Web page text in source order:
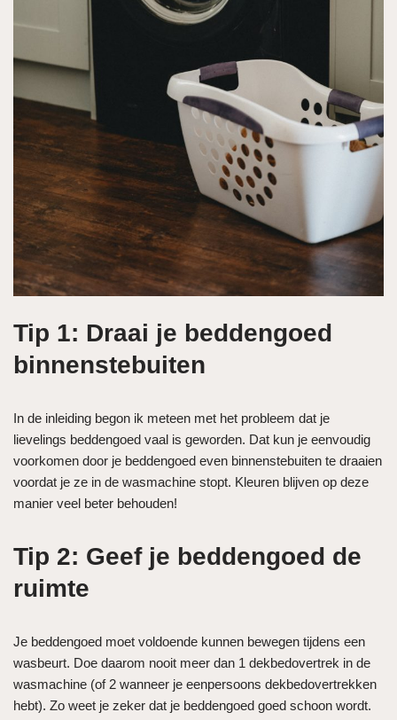
Tip 1: Draai je beddengoed
binnenstebuiten
In de inleiding begon ik meteen met het probleem dat je
lievelings beddengoed vaal is geworden. Dat kun je eenvoudig
voorkomen door je beddengoed even binnenstebuiten te draaien
voordat je ze in de wasmachine stopt. Kleuren blijven op deze
manier veel beter behouden!
Tip 2: Geef je beddengoed de
ruimte
Je beddengoed moet voldoende kunnen bewegen tijdens een
wasbeurt. Doe daarom nooit meer dan 1 dekbedovertrek in de
wasmachine (of 2 wanneer je eenpersoons dekbedovertrekken
hebt). Zo weet je zeker dat je beddengoed goed schoon wordt.